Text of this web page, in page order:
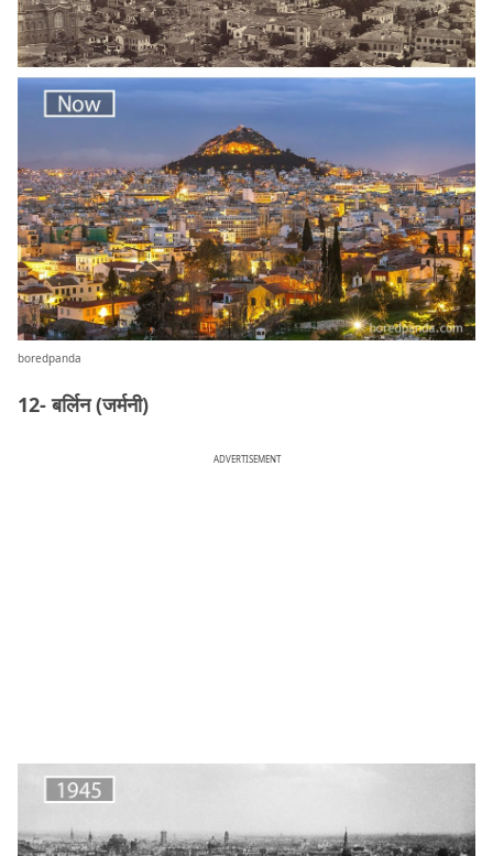
boredpanda
12- बर्लिन (जर्मनी)
ADVERTISEMENT